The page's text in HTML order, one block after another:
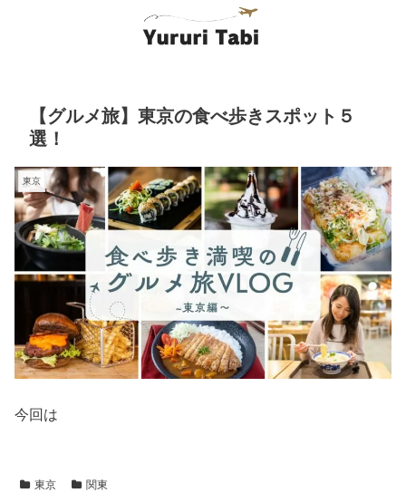
【グルメ旅】東京の食べ歩きスポット５
選！
東京
今回は
東京 関東